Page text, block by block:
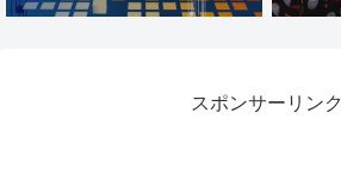
スポンサーリンク